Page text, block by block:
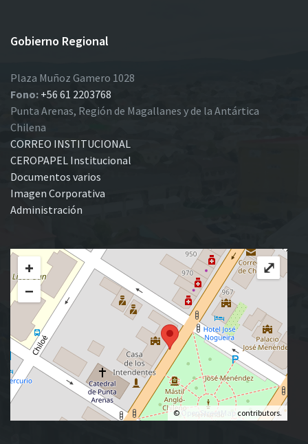
Gobierno Regional
Plaza Muñoz Gamero 1028
Fono: +56 61 2203768
Punta Arenas, Región de Magallanes y de la Antártica
Chilena
CORREO INSTITUCIONAL
CEROPAPEL Institucional
Documentos varios
Imagen Corporativa
Administración
+
−
© OpenStreetMap contributors.
⤢